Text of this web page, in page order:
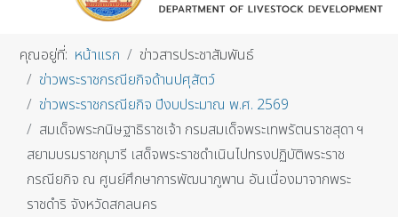
คุณอยู่ที่: หน้าแรก
ข่าวสารประชาสัมพันธ์
ข่าวพระราชกรณียกิจด้านปศุสัตว์
ข่าวพระราชกรณียกิจ ปีงบประมาณ พ.ศ. 2569
สมเด็จพระกนิษฐาธิราชเจ้า กรมสมเด็จพระเทพรัตนราชสุดา ฯ
สยามบรมราชกุมารี เสด็จพระราชดำเนินไปทรงปฏิบัติพระราช
กรณียกิจ ณ ศูนย์ศึกษาการพัฒนาภูพาน อันเนื่องมาจากพระ
ราชดำริ จังหวัดสกลนคร